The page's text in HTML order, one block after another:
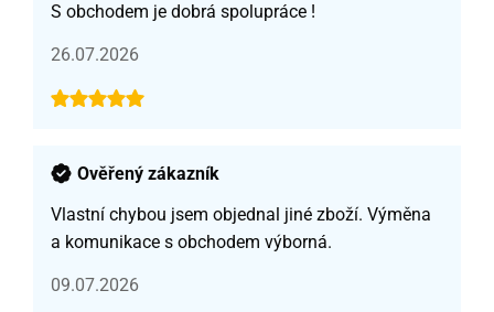
S obchodem je dobrá spolupráce !
26.07.2026
Ověřený zákazník
Vlastní chybou jsem objednal jiné zboží. Výměna
a komunikace s obchodem výborná.
09.07.2026